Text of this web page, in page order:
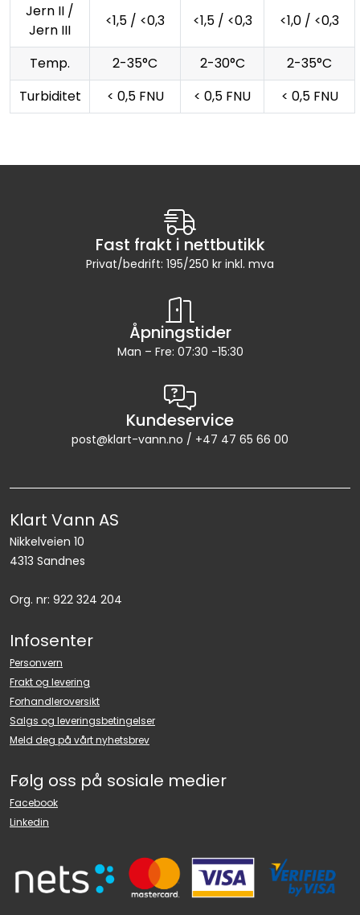
Jern II /
Jern III
<1,5 / <0,3 <1,5 / <0,3 <1,0 / <0,3
Temp. 2-35°C 2-30°C
2-35°C
Turbiditet
< 0,5 FNU < 0,5 FNU < 0,5 FNU
Fast frakt i nettbutikk
Privat/bedrift: 195/250 kr inkl. mva
Åpningstider
Man – Fre: 07:30 -15:30
Kundeservice
post@klart-vann.no / +47 47 65 66 00
Klart Vann AS
Nikkelveien 10
4313 Sandnes
Org. nr: 922 324 204
Infosenter
Personvern
Frakt og levering
Forhandleroversikt
Salgs og leveringsbetingelser
Meld deg på vårt nyhetsbrev
Følg oss på sosiale medier
Facebook
Linkedin